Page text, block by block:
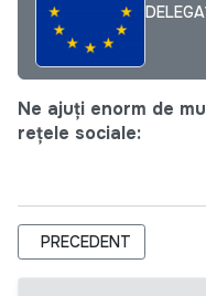
Ne ajuți enorm de
rețele sociale:
ARTICOL
PRECEDENT